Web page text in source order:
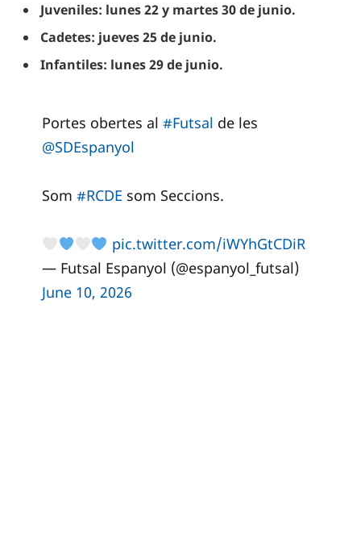
Juveniles: lunes 22 y martes 30 de junio.
Cadetes: jueves 25 de junio.
Infantiles: lunes 29 de junio.
Portes obertes al #Futsal de les
@SDEspanyol
Som #RCDE som Seccions.
pic.twitter.com/iWYhGtCDiR
— Futsal Espanyol (@espanyol_futsal)
June 10, 2026